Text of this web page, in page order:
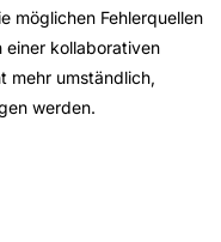
möglichen Fehlerquellen
einer kollaborativen
mehr umständlich,
werden.